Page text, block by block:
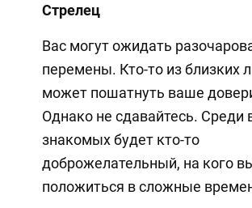
Стрелец
Вас могут ожидать
перемены. Кто-то из близких
может пошатнуть ваше
Однако не сдавайтесь. Среди
знакомых будет кто-то
доброжелательный, на кого
положиться в сложные